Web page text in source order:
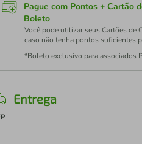
Pague com Pontos + Cartão
Boleto
Você pode utilizar seus Cartões de
caso não tenha pontos suficientes
*Boleto exclusivo para associados
Entrega